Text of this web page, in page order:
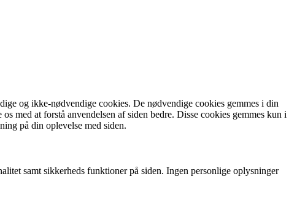
og ikke-nødvendige cookies. De nødvendige cookies gemmes i din
med at forstå anvendelsen af siden bedre. Disse cookies gemmes kun i
på din oplevelse med siden.
samt sikkerheds funktioner på siden. Ingen personlige oplysninger